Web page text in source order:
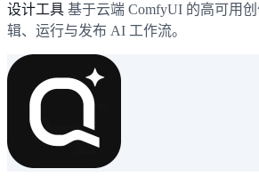
设计工具 基于云端 ComfyUI 的高可用
辑、运行与发布 AI 工作流。